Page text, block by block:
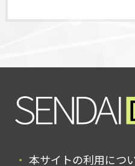
本サイトの利用につ